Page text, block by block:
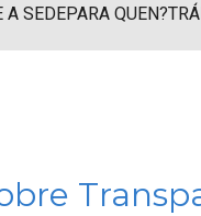
A SEDEPARA QUEN?